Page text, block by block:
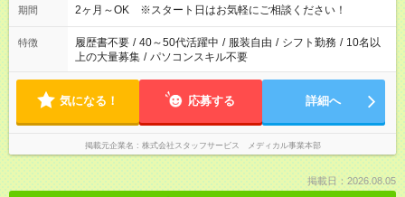
期間 2ヶ月～OK ※スタート日はお気軽にご相談ください！
特徴 履歴書不要 / 40～50代活躍中 / 服装自由 / シフト勤務 / 10名以
上の大量募集 / パソコンスキル不要
気になる！ 応募する 詳細へ
掲載元企業名 株式会社スタッフサービス メディカル事業本部
掲載日：2026.08.05